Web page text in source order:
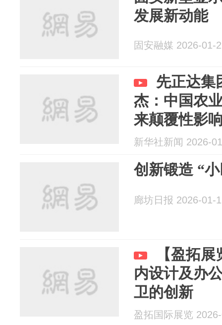
发展新动能
固安融媒 2026-01-
先正达集
杰：中国农
来颠覆性影
新华社新闻 2026-
创新锻造 “
廊坊日报 2026-01-
【盈拓
内设计及办
卫的创新
盈拓国际展览